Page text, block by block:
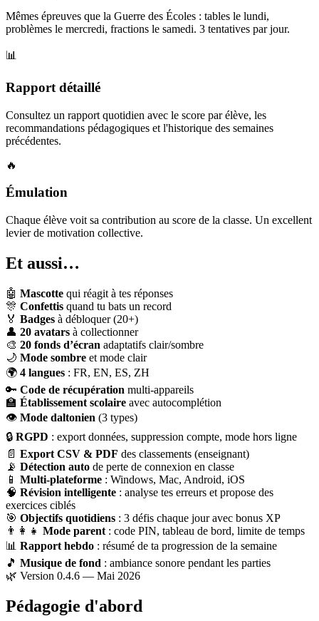
Mêmes épreuves que la Guerre des Écoles : tables le lundi,
problèmes le mercredi, fractions le samedi. 3 tentatives par jour.
📊
Rapport détaillé
Consultez un rapport quotidien avec le score par élève, les
recommandations pédagogiques et l'historique des semaines
précédentes.
🔥
Émulation
Chaque élève voit sa contribution au score de la classe. Un excellent
levier de motivation collective.
Et aussi…
🤖 Mascotte qui réagit à tes réponses
🎊 Confettis quand tu bats un record
🏅 Badges à débloquer (20+)
👤 20 avatars à collectionner
🎨 20 fonds d’écran adaptatifs clair/sombre
🌙 Mode sombre et mode clair
🌍 4 langues : FR, EN, ES, ZH
🔑 Code de récupération multi-appareils
🏫 Établissement scolaire avec autocomplétion
👁 Mode daltonien (3 types)
🔒 RGPD : export données, suppression compte, mode hors ligne
📄 Export CSV & PDF des classements (enseignant)
📡 Détection auto de perte de connexion en classe
📱 Multi-plateforme : Windows, Mac, Android, iOS
🧠 Révision intelligente : analyse tes erreurs et propose des
exercices ciblés
🎯 Objectifs quotidiens : 3 défis chaque jour avec bonus XP
👨‍👩‍👧 Mode parent : code PIN, tableau de bord, limite de temps
📊 Rapport hebdo : résumé de ta progression de la semaine
🎵 Musique de fond : ambiance sonore pendant les parties
🌿 Version 0.4.6 — Mai 2026
Pédagogie d'abord